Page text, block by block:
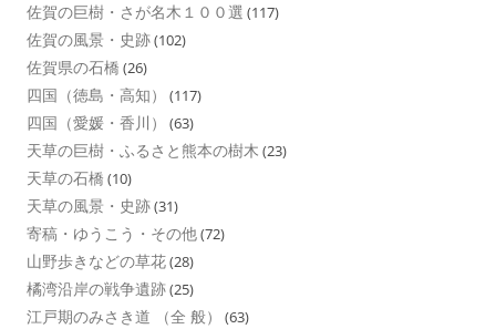
佐賀の巨樹・さが名木１００選 (117)
佐賀の風景・史跡(102)
佐賀県の石橋 (26)
四国（徳島・高知） (117)
四国（愛媛・香川） (63)
天草の巨樹・ふるさと熊本の樹木 (23)
天草の石橋 (10)
天草の風景・史跡(31)
寄稿・ゆうこう・その他(72)
山野歩きなどの草花(28)
橘湾沿岸の戦争遺跡(25)
江戸期のみさき道 （全 般） (63)